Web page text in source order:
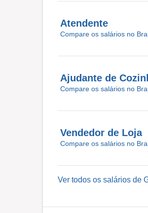
Atendente
Compare os salários no
Ajudante de
Compare os salários no
Vendedor de Loja
Compare os salários no
Ver todos os salários de